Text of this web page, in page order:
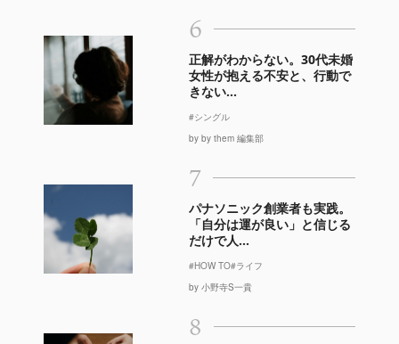
6
正解がわからない。30代未婚
女性が抱える不安と、行動で
きない...
#シングル
by by them 編集部
7
パナソニック創業者も実践。
「自分は運が良い」と信じる
だけで人...
#HOW TO#ライフ
by 小野寺S一貴
8